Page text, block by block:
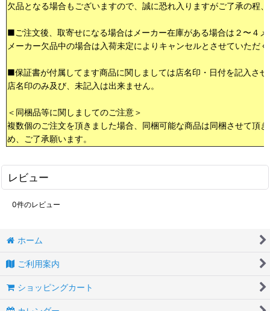
欠品となる場合もございますので、誠に恐れ入りますがご了承の程
■ご注文後、取寄せになる場合はメーカー在庫がある場合は２〜４
メーカー欠品中の場合は入荷未定によりキャンセルとさせていただ
■保証書が付属してます商品に関しましては店名印・日付を記入さ
店名印のみ及び、未記入は出来ません。
＜同梱品等に関しましてのご注意＞
複数個のご注文を頂きました場合、同梱可能な商品は同梱させて頂
め、ご了承願います。
レビュー
0件のレビュー
ホーム
ご利用案内
ショッピングカート